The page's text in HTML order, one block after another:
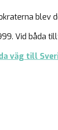
blev
Vid båda
väg till